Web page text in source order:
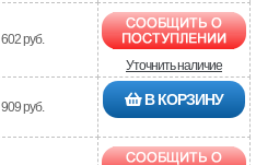
602 руб.
Уточнить наличие
909 руб. В КОРЗИНУ